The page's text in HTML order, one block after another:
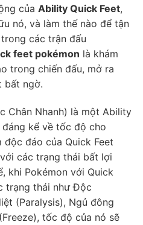
của Ability Quick Feet,
nó, và làm thế nào để tận
các trận đấu
feet pokémon là khám
trong chiến đấu, mở ra
bất ngờ.
Chân Nhanh) là một Ability
kể về tốc độ cho
đáo của Quick Feet
các trạng thái bất lợi
khi Pokémon với Quick
trạng thái như Độc
(Paralysis), Ngủ đông
tốc độ của nó sẽ